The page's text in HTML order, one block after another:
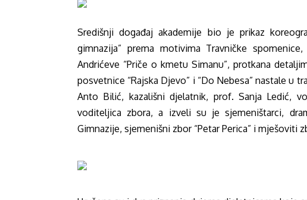
Središnji događaj akademije bio je prikaz
gimnazija” prema motivima Travničke
Andrićeve “Priče o kmetu Simanu”, protkana
posvetnice “Rajska Djevo” i “Do Nebesa” nastale u
Anto Bilić, kazališni djelatnik, prof. Sanja Ledić,
voditeljica zbora, a izveli su je sjemeništarci,
Gimnazije, sjemenišni zbor “Petar Perica” i mješoviti